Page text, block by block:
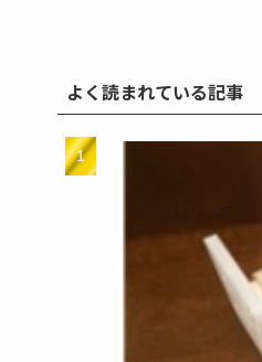
よく読まれている記事